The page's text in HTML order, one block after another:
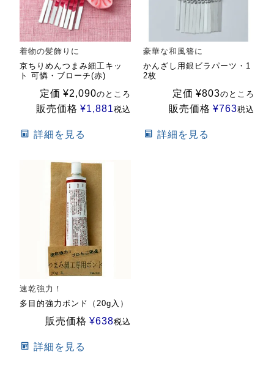
着物の髪飾りに
京ちりめんつまみ細工キッ
ト 可憐・ブローチ(赤)
定価 ¥2,090のところ
販売価格 ¥1,881税込
詳細を見る
豪華な和風簪に
かんざし用銀ビラパーツ・1
2枚
定価 ¥803のところ
販売価格 ¥763税込
詳細を見る
速乾強力！
多目的強力ボンド（20g入）
販売価格 ¥638税込
詳細を見る